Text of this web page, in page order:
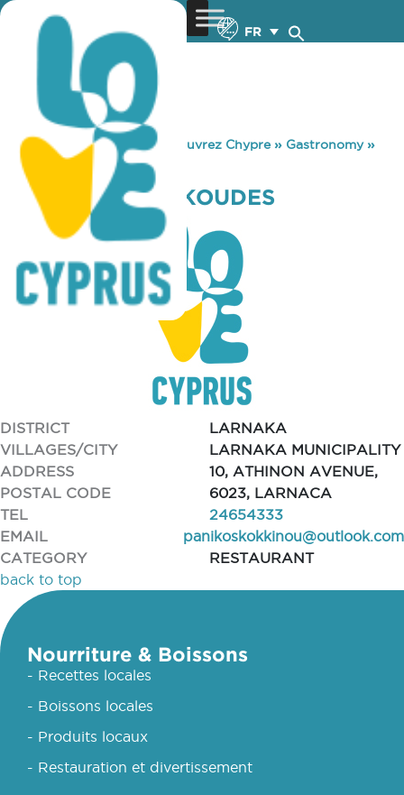
FR
You are here: Home »Découvrez Chypre» Gastronomy»
EVENTO – PHINIKOUDES
EVENTO – PHINIKOUDES
DISTRICT
LARNAKA
VILLAGES/CITY
LARNAKA MUNICIPALITY
ADDRESS
10, ATHINON AVENUE,
POSTAL CODE
6023, LARNACA
TEL
24654333
EMAIL
panikoskokkinou@outlook.com
CATEGORY
RESTAURANT
back to top
Nourriture & Boissons
- Recettes locales
- Boissons locales
- Produits locaux
- Restauration et divertissement